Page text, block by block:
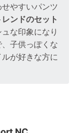
やすいパンツ
ンドのセット
な印象になり
子供っぽくな
が好きな方に